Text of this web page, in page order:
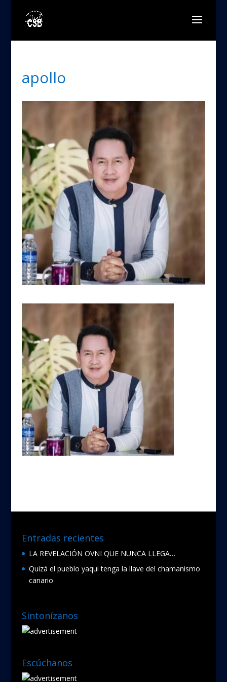
apollo
Entradas recientes
LA REVELACIÓN OVNI QUE NUNCA LLEGA…
Quizá el pueblo yaqui tenga la llave del chamanismo
canario
Sintonízanos
Escúchanos